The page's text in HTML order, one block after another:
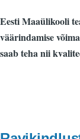
Eesti Maaülikooli
väärindamise
saab teha nii